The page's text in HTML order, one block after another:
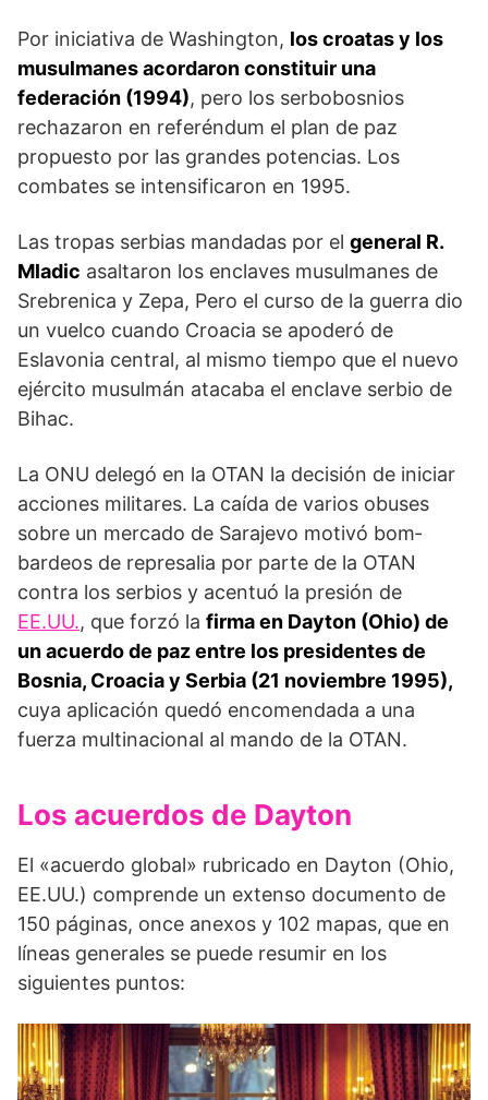
Por ini­ciativa de Washington, los croatas y los
musulmanes acordaron constituir una
federación (1994), pero los serbobosnios
rechaza­ron en referéndum el plan de paz
propuesto por las grandes potencias. Los
combates se intensificaron en 1995.
Las tropas serbias mandadas por el general R.
Mladic asal­taron los enclaves musulmanes de
Srebrenica y Zepa, Pero el curso de la guerra dio
un vuelco cuando Croacia se apoderó de
Eslavonia central, al mismo tiempo que el nuevo
ejército musulmán atacaba el enclave serbio de
Bihac.
La ONU delegó en la OTAN la decisión de iniciar
acciones militares. La caída de varios obuses
sobre un mercado de Sarajevo motivó bom­
bardeos de represalia por parte de la OTAN
contra los serbios y acentuó la presión de
EE.UU., que forzó la firma en Dayton (Ohio) de
un acuerdo de paz entre los presidentes de
Bosnia, Croacia y Serbia (21 noviembre 1995),
cuya aplicación quedó encomendada a una
fuerza multinacional al mando de la OTAN.
Los acuerdos de Dayton
El «acuerdo global» rubricado en Dayton (Ohio,
EE.UU.) comprende un extenso documento de
150 páginas, once anexos y 102 mapas, que en
líneas generales se puede resumir en los
siguientes puntos: